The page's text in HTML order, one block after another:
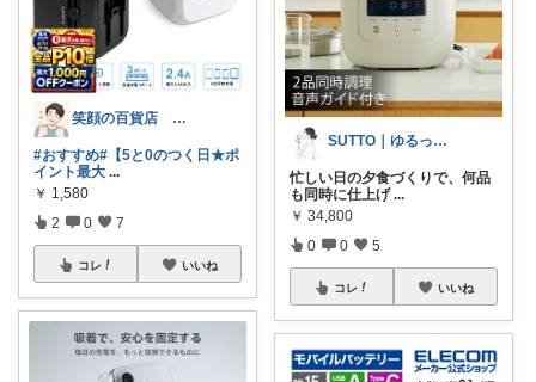
笑顔の百貨店 ５０代からの楽しみ発見隊
#おすすめ#【5と0のつく日★ポ
イント最大 ...
￥ 1,580
2 0 7
コレ いいね
SUTTO｜ゆるっと美容と暮らし
忙しい日の夕食づくりで、何品
も同時に仕上げ ...
￥ 34,800
0 0 5
コレ いいね